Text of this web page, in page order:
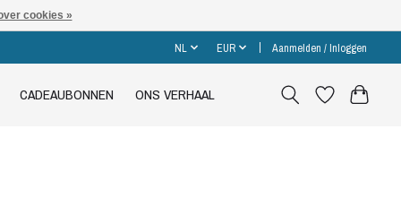
NL EUR Aanmelden / Inloggen
CADEAUBONNEN ONS VERHAAL
cookies »